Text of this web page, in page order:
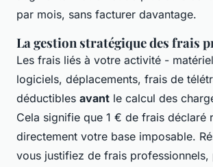
par mois, sans facturer davantage.
La gestion stratégique des frais
Les frais liés à votre activité -
logiciels, déplacements, frais de
déductibles avant le calcul des
Cela signifie que 1 € de frais déclaré
directement votre base imposable.
vous justifiez de frais professionnels,